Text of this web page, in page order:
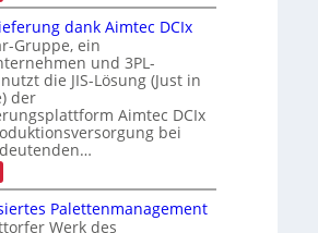
ä
t
z
e
z
i
t
ä
t
e
n
e
r
f
ü
r
k
u
n
d
e
n
e
n
w
a
a
g
e
z
u
K
S
c
h
n
e
l
l
e
r
e
P
o
z
e
dank Aimtec DCIx
Gruppe, ein
und 3PL-
die JIS-Lösung (Just in
der
Aimtec DCIx
bei
S
e
q
Palettenmanagement
Werk des